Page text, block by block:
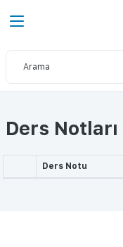
Ders Notları
Ders Notu